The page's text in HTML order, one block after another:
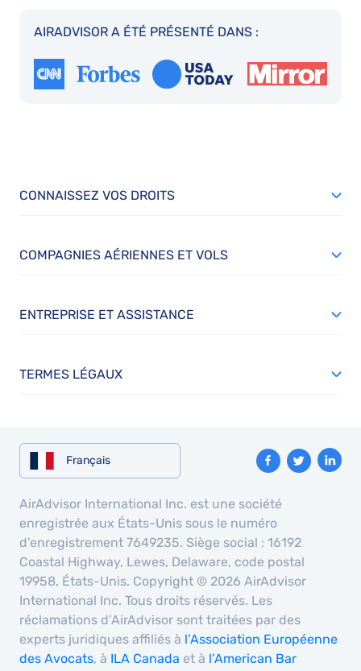
AIRADVISOR A ÉTÉ PRÉSENTÉ DANS :
CONNAISSEZ VOS DROITS
COMPAGNIES AÉRIENNES ET VOLS
ENTREPRISE ET ASSISTANCE
TERMES LÉGAUX
Français
AirAdvisor International Inc. est une société
enregistrée aux États-Unis sous le numéro
d’enregistrement 7649235. Siège social : 16192
Coastal Highway, Lewes, Delaware, code postal
19958, États-Unis. Copyright © 2026 AirAdvisor
International Inc. Tous droits réservés. Les
réclamations d’AirAdvisor sont traitées par des
experts juridiques affiliés à l’Association Européenne
des Avocats, à ILA Canada et à l’American Bar